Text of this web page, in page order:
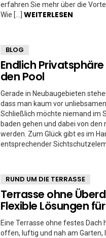
erfahren Sie mehr über die
Wie […] WEITERLESEN
BLOG
Endlich
den Pool
Gerade in Neubaugebieten
dass man kaum vor
Schließlich möchte niemand im
baden gehen und dabei von
werden. Zum Glück gibt es im
entsprechender
RUND UM DIE TERRASSE
Terrasse ohne
Flexible Lösungen
Eine Terrasse ohne festes
offen, luftig und nah am Garten,